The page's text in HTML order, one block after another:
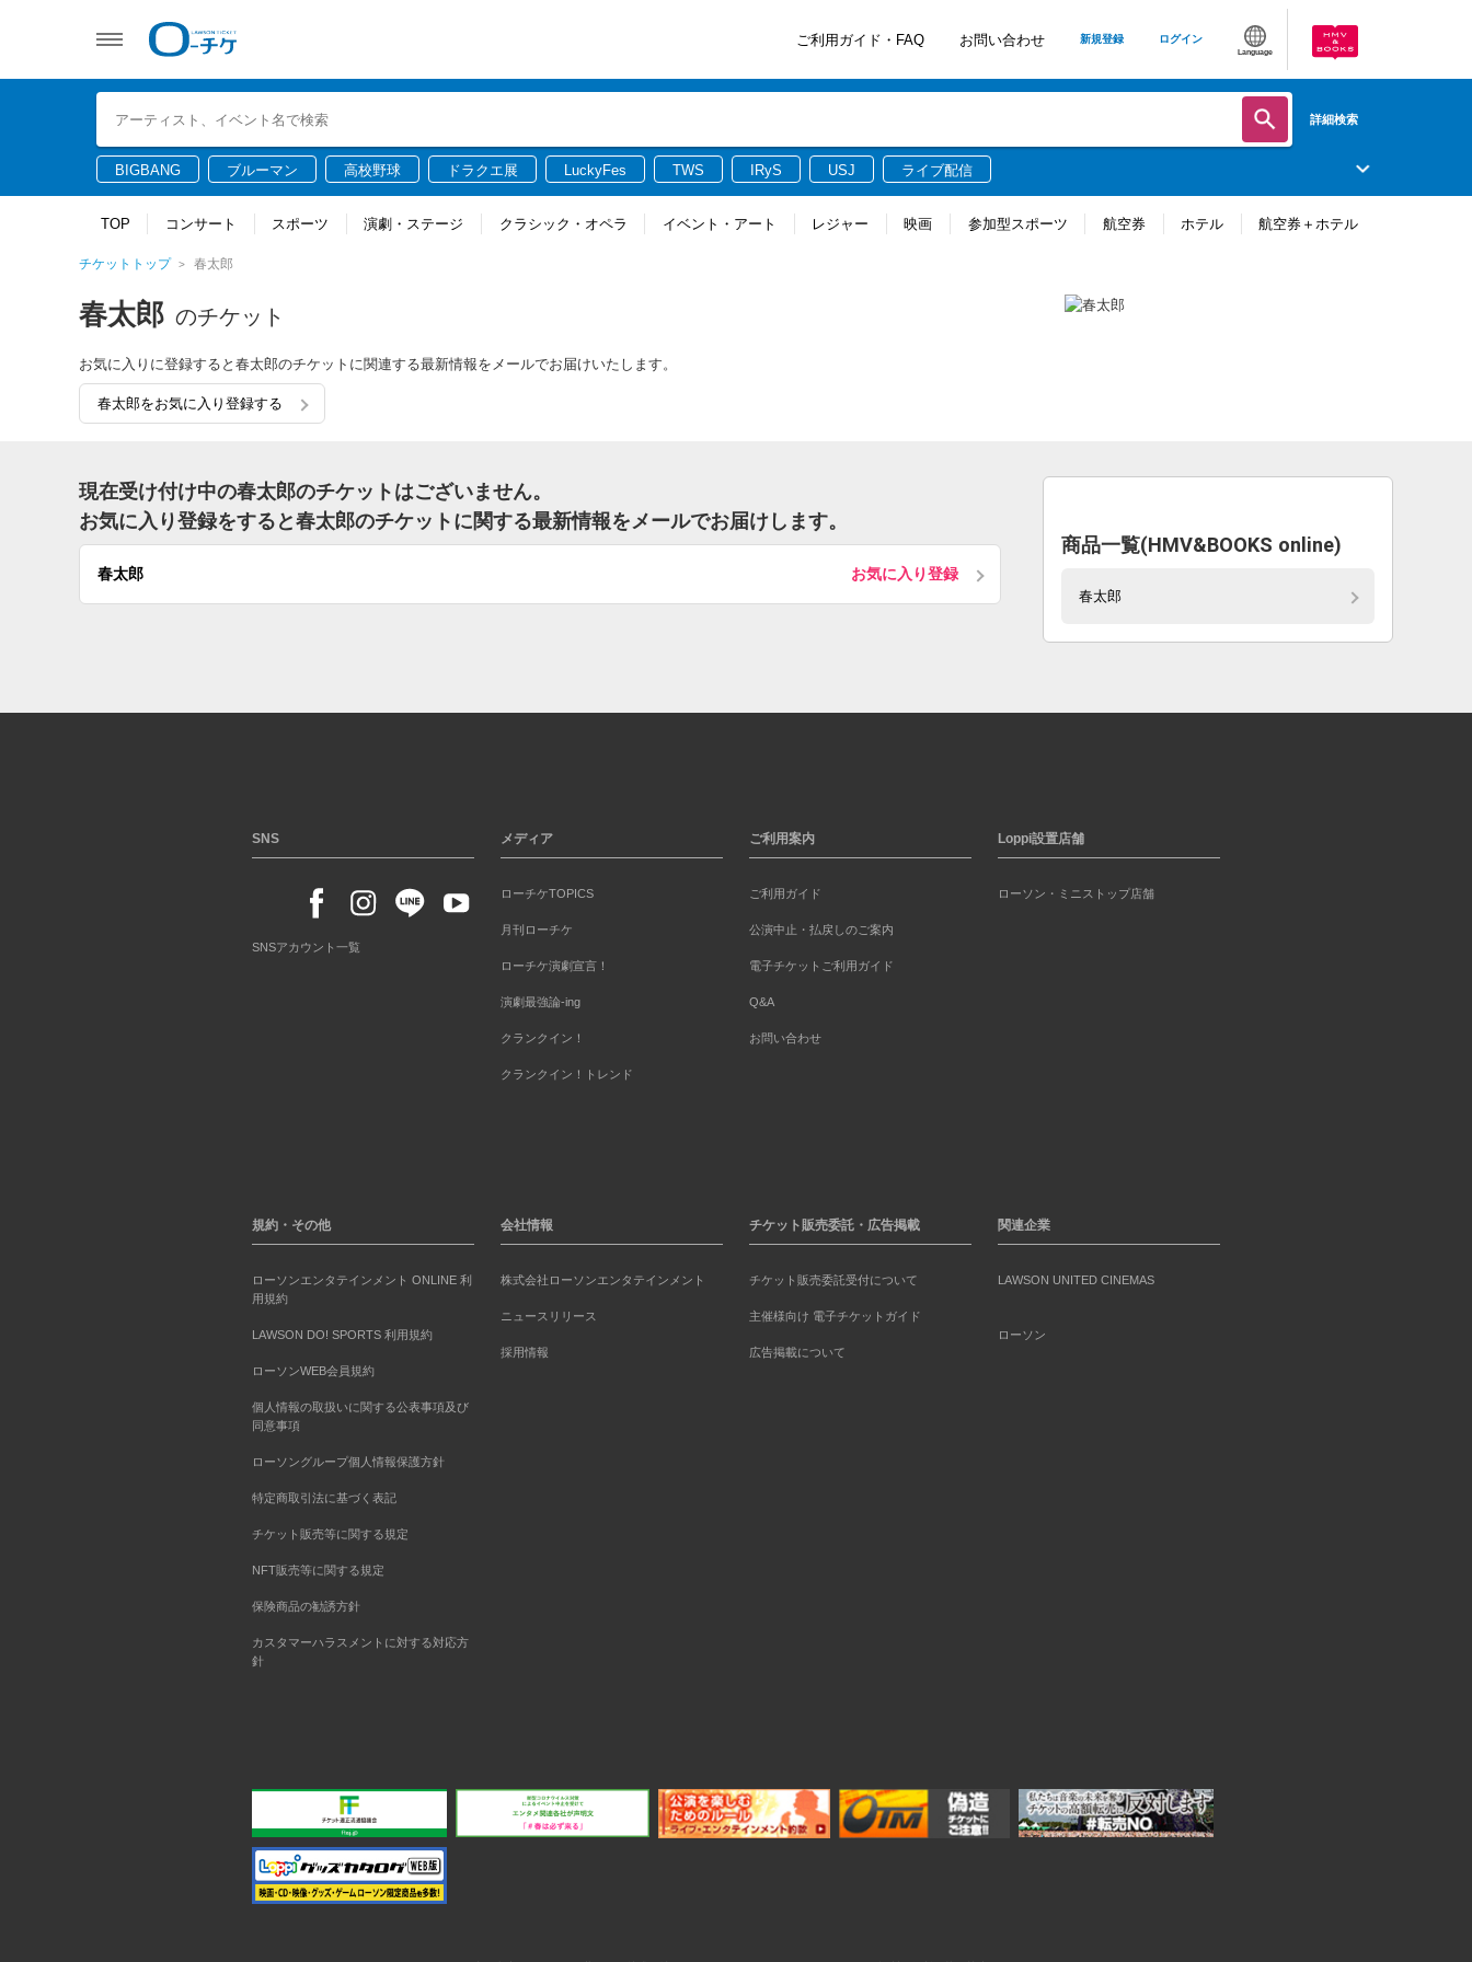
ご利用ガイド・FAQ お問い合わせ 新規登録 ログイン
Language
詳細検索
BIGBANG ブルーマン 高校野球 ドラクエ展 LuckyFes TWS IRyS USJ ライブ配信
TOP コンサート スポーツ 演劇・ステージ クラシック・オペラ イベント・アート レジャー 映画 参加型スポーツ 航空券 ホテル 航空券＋ホテル
チケットトップ 春太郎
春太郎 のチケット
お気に入りに登録すると春太郎のチケットに関連する最新情報をメールでお届けいたします。
春太郎をお気に入り登録する
現在受け付け中の春太郎のチケットはございません。
お気に入り登録をすると春太郎のチケットに関する最新情報をメールでお届けします。
春太郎 お気に入り登録
商品一覧(HMV&BOOKS online)
春太郎
SNS
SNSアカウント一覧
メディア
ローチケTOPICS
月刊ローチケ
ローチケ演劇宣言！
演劇最強論-ing
クランクイン！
クランクイン！トレンド
ご利用案内
ご利用ガイド
公演中止・払戻しのご案内
電子チケットご利用ガイド
Q&A
お問い合わせ
Loppi設置店舗
ローソン・ミニストップ店舗
規約・その他
ローソンエンタテインメント ONLINE 利
用規約
LAWSON DO! SPORTS 利用規約
ローソンWEB会員規約
個人情報の取扱いに関する公表事項及び
同意事項
ローソングループ個人情報保護方針
特定商取引法に基づく表記
チケット販売等に関する規定
NFT販売等に関する規定
保険商品の勧誘方針
カスタマーハラスメントに対する対応方
針
会社情報
株式会社ローソンエンタテインメント
ニュースリリース
採用情報
チケット販売委託・広告掲載
チケット販売委託受付について
主催様向け 電子チケットガイド
広告掲載について
関連企業
LAWSON UNITED CINEMAS
ローソン